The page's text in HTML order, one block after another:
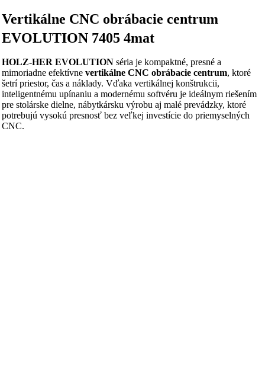
Vertikálne CNC obrábacie centrum
EVOLUTION 7405 4mat
HOLZ‑HER EVOLUTION séria je kompaktné, presné a
mimoriadne efektívne vertikálne CNC obrábacie centrum, ktoré
šetrí priestor, čas a náklady. Vďaka vertikálnej konštrukcii,
inteligentnému upínaniu a modernému softvéru je ideálnym riešením
pre stolárske dielne, nábytkársku výrobu aj malé prevádzky, ktoré
potrebujú vysokú presnosť bez veľkej investície do priemyselných
CNC.